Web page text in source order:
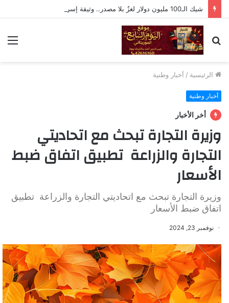
بحث
عن
الرئيسية / أخبار وطنية
أخبار وطنية
أخر الأخبار
وزيرة التجارة تبحث مع اتحاديتي
التجارة والزراعة تطبيق اتفاق ضبط
الأسعار
وزيرة التجارة تبحث مع اتحاديتي التجارة والزراعة تطبيق
اتفاق ضبط الأسعار
نوفمبر 23, 2024